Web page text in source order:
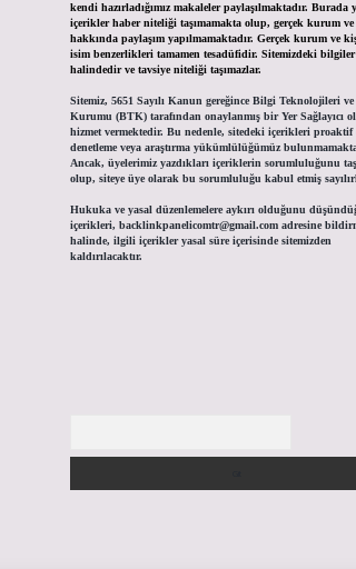
kendi hazırladığımız makaleler paylaşılmaktadır. Burada
içerikler haber niteliği taşımamakta olup, gerçek kurum
hakkında paylaşım yapılmamaktadır. Gerçek kurum ve
isim benzerlikleri tamamen tesadüfidir. Sitemizdeki
halindedir ve tavsiye niteliği taşımazlar.
Sitemiz, 5651 Sayılı Kanun gereğince Bilgi Teknolojileri
Kurumu (BTK) tarafından onaylanmış bir Yer Sağlayıcı
hizmet vermektedir. Bu nedenle, sitedeki içerikleri proaktif
denetleme veya araştırma yükümlülüğümüz
Ancak, üyelerimiz yazdıkları içeriklerin sorumluluğunu
olup, siteye üye olarak bu sorumluluğu kabul etmiş
Hukuka ve yasal düzenlemelere aykırı olduğunu
içerikleri, backlinkpanelicomtr@gmail.comadresine
halinde, ilgili içerikler yasal süre içerisinde sitemizden
kaldırılacaktır.